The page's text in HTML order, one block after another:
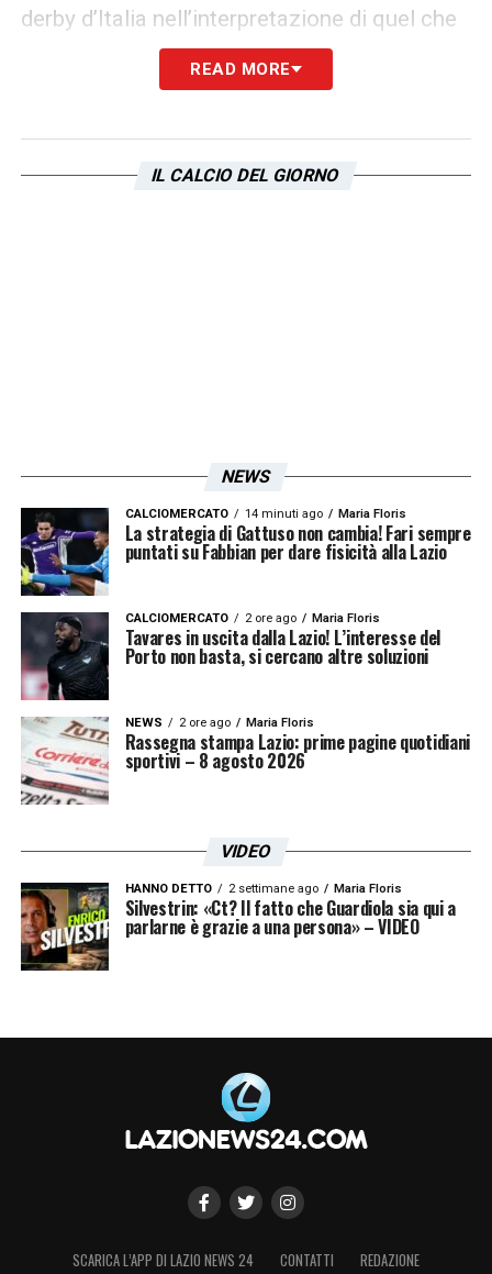
derby d’Italia nell’interpretazione di quel che
potrà essere la reazione emotiva e tecnica a
un crocevia determinante per entrambe.
CONTINUA A LEGGERE SU CALCIONEWS24
READ MORE
IL CALCIO DEL GIORNO
NEWS
CALCIOMERCATO 14 minuti ago Maria Floris
La strategia di Gattuso non cambia! Fari sempre
puntati su Fabbian per dare fisicità alla Lazio
CALCIOMERCATO 2 ore ago Maria Floris
Tavares in uscita dalla Lazio! L’interesse del
Porto non basta, si cercano altre soluzioni
NEWS 2 ore ago Maria Floris
Rassegna stampa Lazio: prime pagine quotidiani
sportivi – 8 agosto 2026
VIDEO
HANNO DETTO 2 settimane ago Maria Floris
Silvestrin: «Ct? Il fatto che Guardiola sia qui a
parlarne è grazie a una persona» – VIDEO
SCARICA L’APP DI LAZIO NEWS 24 CONTATTI REDAZIONE